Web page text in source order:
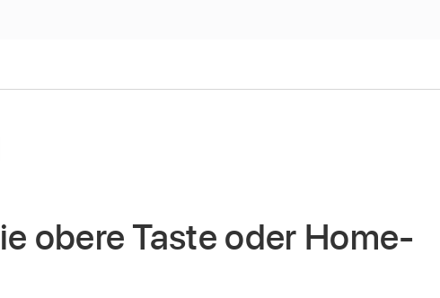
obere Taste oder Home-